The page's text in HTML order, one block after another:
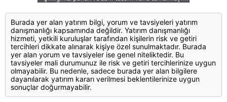
Burada yer alan yatırım bilgi, yorum ve tavsiyeleri yatırım
danışmanlığı kapsamında değildir. Yatırım danışmanlığı
hizmeti, yetkili kuruluşlar tarafından kişilerin risk ve getiri
tercihleri dikkate alınarak kişiye özel sunulmaktadır. Burada
yer alan yorum ve tavsiyeler ise genel niteliktedir. Bu
tavsiyeler mali durumunuz ile risk ve getiri tercihlerinize uygun
olmayabilir. Bu nedenle, sadece burada yer alan bilgilere
dayanılarak yatırım kararı verilmesi beklentilerinize uygun
sonuçlar doğurmayabilir.